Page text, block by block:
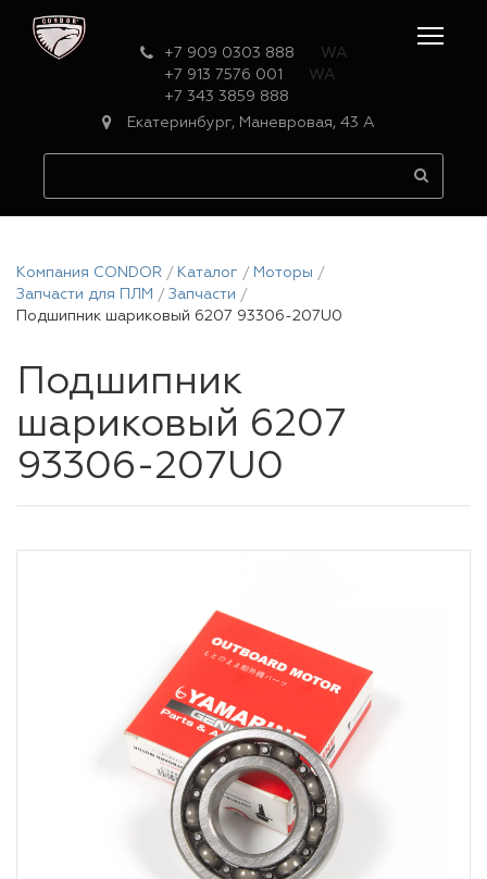
+7 909 0303 888
WA
+7 913 7576 001
WA
+7 343 3859 888
Екатеринбург, Маневровая, 43 А
Компания CONDOR Каталог
Моторы
Запчасти для ПЛМ
Запчасти
Подшипник шариковый 6207 93306-207U0
Подшипник
шариковый 6207
93306-207U0